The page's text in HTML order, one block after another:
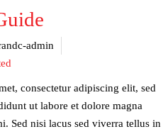
admin
consectetur adipiscing elit, sed
ut labore et dolore magna
Sed nisi lacus sed viverra tellus in